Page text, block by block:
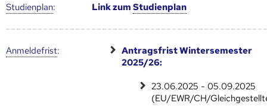
Studien­plan: Link zumStudien­plan
Anmelde­frist:
Antragsfrist Wintersemester
2025/26:
23.06.2025 - 05.09.2025
(EU/EWR/CH/